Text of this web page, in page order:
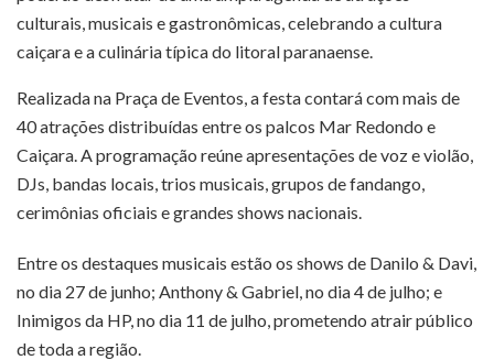
culturais, musicais e gastronômicas, celebrando a cultura
caiçara e a culinária típica do litoral paranaense.
Realizada na Praça de Eventos, a festa contará com mais de
40 atrações distribuídas entre os palcos Mar Redondo e
Caiçara. A programação reúne apresentações de voz e violão,
DJs, bandas locais, trios musicais, grupos de fandango,
cerimônias oficiais e grandes shows nacionais.
Entre os destaques musicais estão os shows de Danilo & Davi,
no dia 27 de junho; Anthony & Gabriel, no dia 4 de julho; e
Inimigos da HP, no dia 11 de julho, prometendo atrair público
de toda a região.